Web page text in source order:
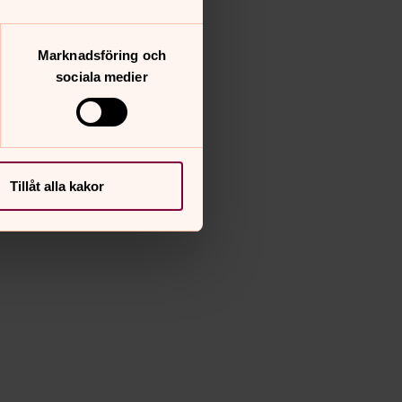
Marknadsföring och
sociala medier
Tillåt alla kakor